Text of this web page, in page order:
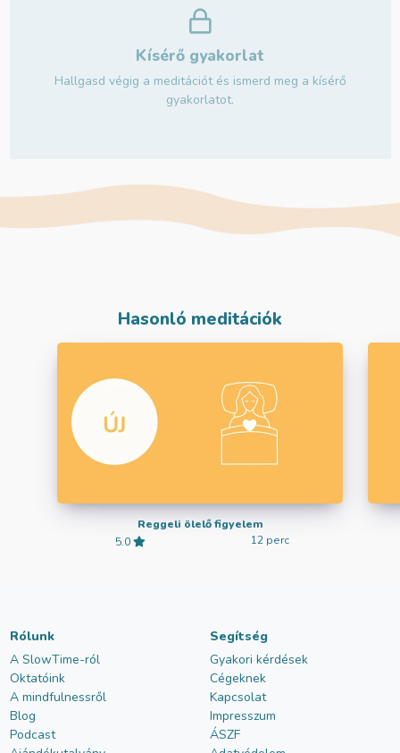
Kísérő gyakorlat
Hallgasd végig a meditációt és ismerd meg a kísérő
gyakorlatot.
Hasonló meditációk
Reggeli ölelő figyelem
5.0
12 perc
Rólunk
A SlowTime-ról
Oktatóink
A mindfulnessről
Blog
Podcast
Segítség
Gyakori kérdések
Cégeknek
Kapcsolat
Impresszum
ÁSZF